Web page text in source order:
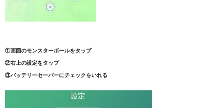
①画面のモンスターボールをタップ
②右上の設定をタップ
③バッテリーセーバーにチェックをいれる